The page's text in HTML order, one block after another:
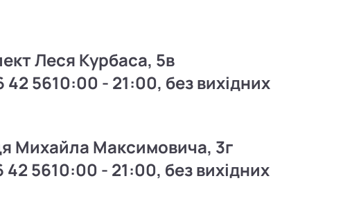
Леся Курбаса, 5в
42 5610:00 - 21:00, без вихідних
Михайла Максимовича, 3г
42 5610:00 - 21:00, без вихідних